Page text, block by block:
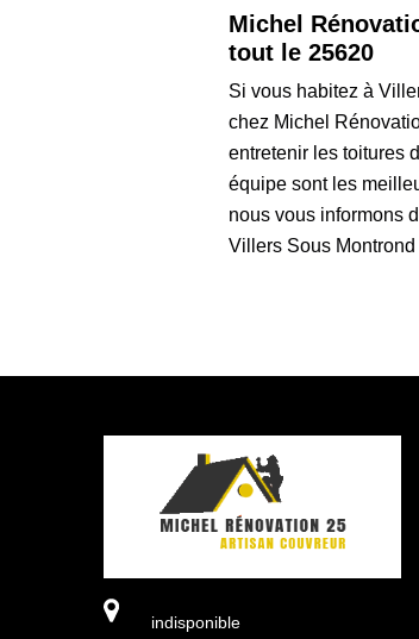
Michel
tout le 25620
Si vous habitez à
chez Michel
entretenir les toitures
équipe sont les
nous vous informons
Villers Sous
indisponible